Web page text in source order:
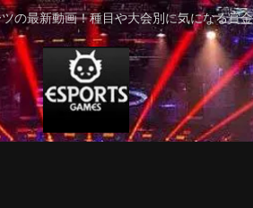
の最新動画！種目や大会別に気になる賞